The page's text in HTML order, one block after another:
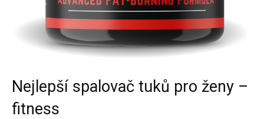
Nejlepší spalovač tuků pro ženy –
fitness